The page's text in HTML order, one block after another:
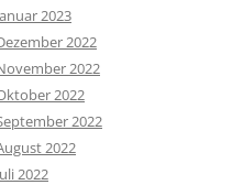
2023
2022
2022
2022
2022
2022
2022